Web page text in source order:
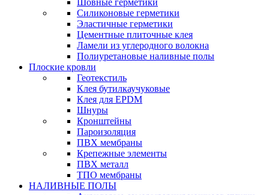
Силиконовые герметики
Эластичные герметики
Цементные плиточные клея
Ламели из углеродного волокна
Полиуретановые наливные полы
Плоские кровли
Геотекстиль
Клея бутилкаучуковые
Клея для EPDM
Шнуры
Кронштейны
Пароизоляция
ПВХ мембраны
Крепежные элементы
ПВХ металл
ТПО мембраны
НАЛИВНЫЕ ПОЛЫ